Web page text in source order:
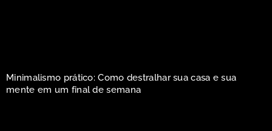
Minimalismo prático: Como destralhar sua casa e sua
mente em um final de semana